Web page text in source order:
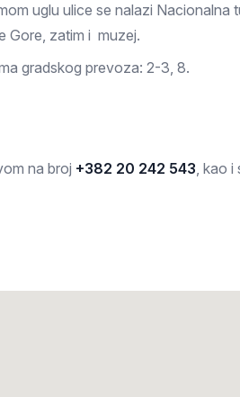
uglu ulice se nalazi Nacionalna
Gore, zatim i muzej.
gradskog prevoza: 2-3, 8.
na broj +382 20 242 543, kao i